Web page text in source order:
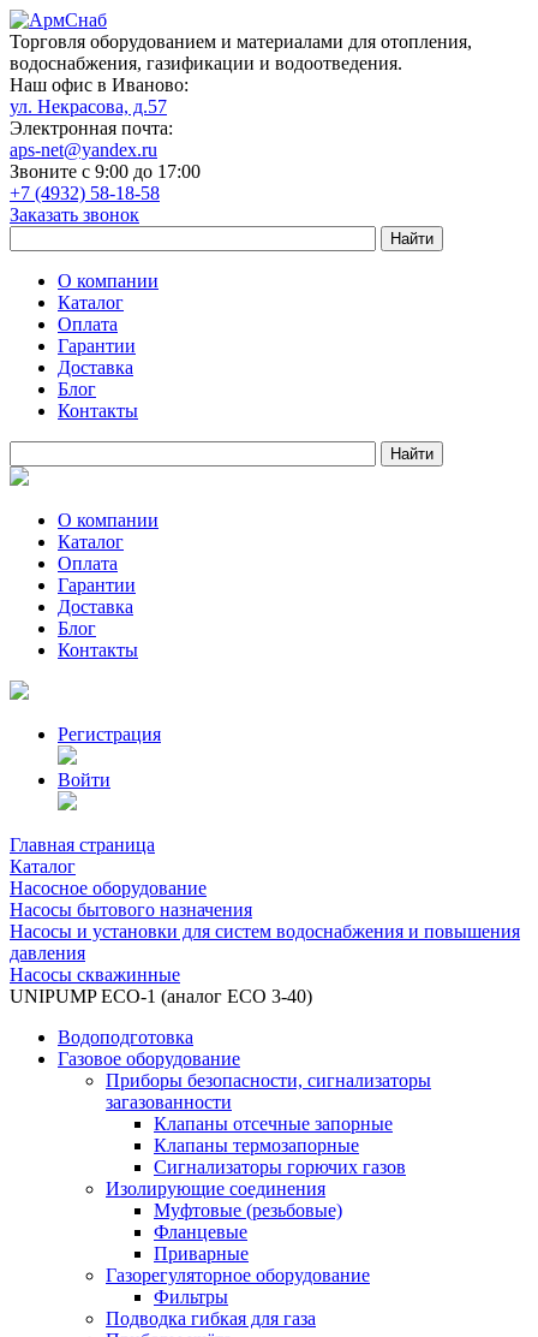
Торговля оборудованием и материалами для отопления,
водоснабжения, газификации и водоотведения.
Наш офис в Иваново:
ул. Некрасова, д.57
Электронная почта:
aps-net@yandex.ru
Звоните с 9:00 до 17:00
+7 (4932) 58-18-58
Заказать звонок
О компании
Каталог
Оплата
Гарантии
Доставка
Блог
Контакты
О компании
Каталог
Оплата
Гарантии
Доставка
Блог
Контакты
Регистрация
Войти
Главная страница
Каталог
Насосное оборудование
Насосы бытового назначения
Насосы и установки для систем водоснабжения и повышения
давления
Насосы скважинные
UNIPUMP ECO-1 (аналог ЕСО 3-40)
Водоподготовка
Газовое оборудование
Приборы безопасности, сигнализаторы
загазованности
Клапаны отсечные запорные
Клапаны термозапорные
Сигнализаторы горючих газов
Изолирующие соединения
Муфтовые (резьбовые)
Фланцевые
Приварные
Газорегуляторное оборудование
Фильтры
Подводка гибкая для газа